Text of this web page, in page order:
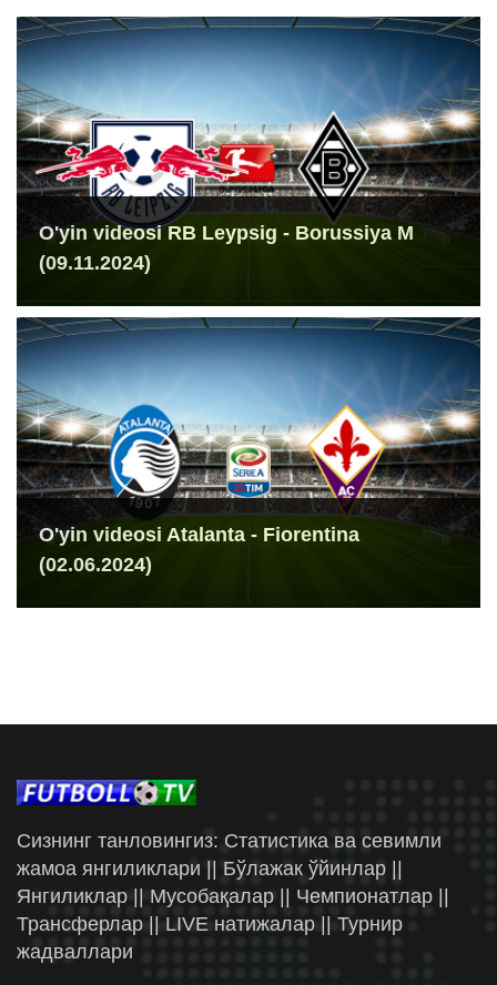
O'yin videosi RB Leypsig - Borussiya M
(09.11.2024)
O'yin videosi Atalanta - Fiorentina
(02.06.2024)
Сизнинг танловингиз: Статистика ва севимли
жамоа янгиликлари || Бўлажак ўйинлар ||
Янгиликлар || Мусобақалар || Чемпионатлар ||
Трансферлар || LIVE натижалар || Турнир
жадваллари